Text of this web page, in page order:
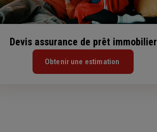
Devis assurance de prêt immobilier
Obtenir une estimation